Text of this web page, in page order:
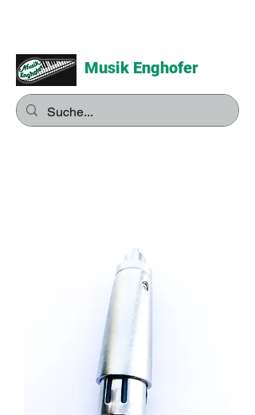
Musik Enghofer